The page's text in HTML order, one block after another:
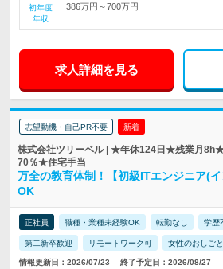
初年度
年収
386万円～700万円
求人詳細を見る
志望動機・自己PR不要 新着
株式会社ツリーベル | ★年休124日★残業月
70％★住宅手当
万全の教育体制！【初級ITエンジニア(
OK
正社員 職種・業種未経験OK 転勤なし 学歴
第二新卒歓迎 リモートワーク可 女性のおしご
情報更新日：2026/07/23 終了予定日：2026/08/27